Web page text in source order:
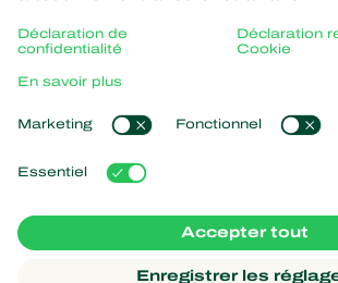
Acariens Prédateurs
Parasitoïdes
Nématodes entomopathogènes
Protection des cultures
À propos de Koppert
Actualités & informations
Travailler chez Koppert
Liens populaires
Retour d’expérience
Koppert One
Koppert Global
Gérer les cookies